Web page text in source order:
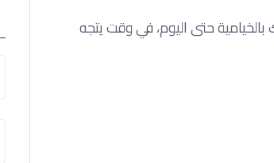
حتى اليوم، في وقت يتجه